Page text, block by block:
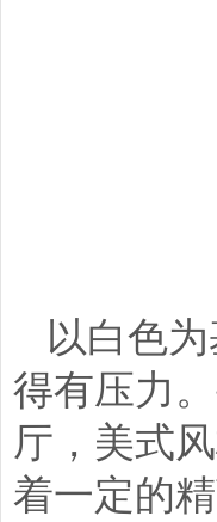
以白色
得有压力
厅，美式
着一定的